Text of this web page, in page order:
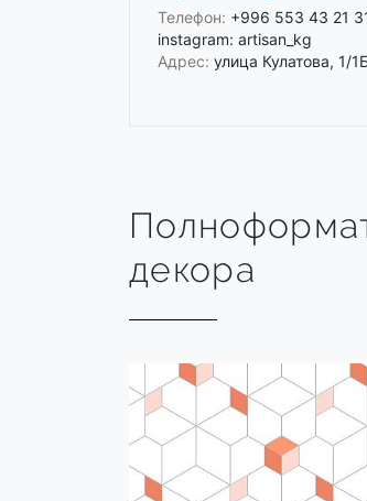
Телефон: +996 553 43 21
instagram: artisan_kg
Адрес: улица Кулатова, 1/
декора